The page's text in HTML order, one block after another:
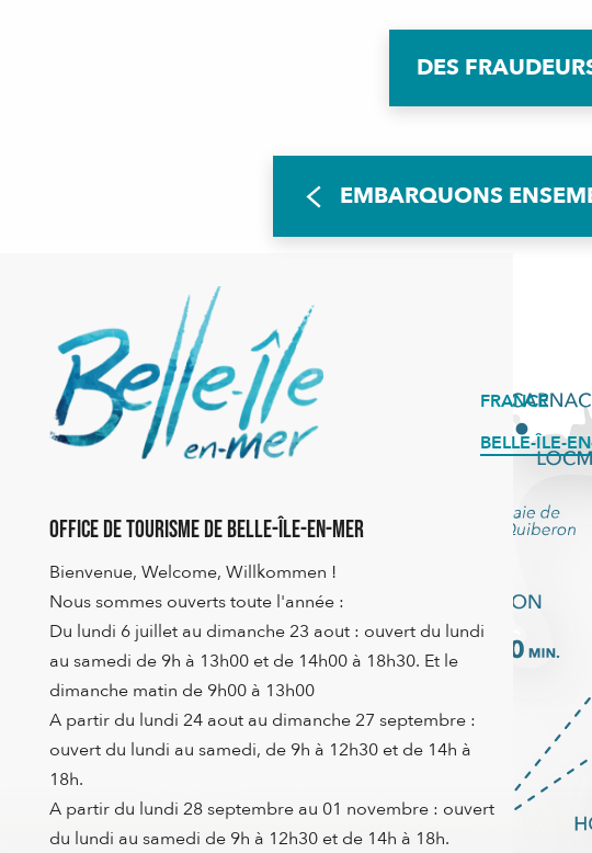
DES
EMBARQUONS
Office de Tourisme de Belle-Île-en-Mer
Bienvenue, Welcome, Willkommen !
Nous sommes ouverts toute l'année :
Du lundi 6 juillet au dimanche 23 aout : ouvert du lundi
au samedi de 9h à 13h00 et de 14h00 à 18h30. Et le
dimanche matin de 9h00 à 13h00
A partir du lundi 24 aout au dimanche 27 septembre :
ouvert du lundi au samedi, de 9h à 12h30 et de 14h à
18h.
A partir du lundi 28 septembre au 01 novembre : ouvert
du lundi au samedi de 9h à 12h30 et de 14h à 18h.
FRANCE
BELLE-ÎLE-